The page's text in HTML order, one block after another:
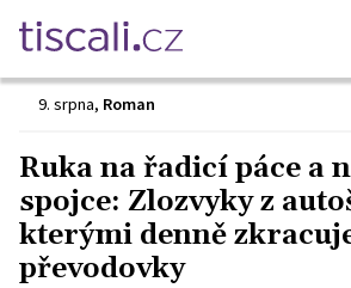
9. srpna, Roman
Ruka na řadicí páce a
spojce: Zlozvyky z
kterými denně
převodovky